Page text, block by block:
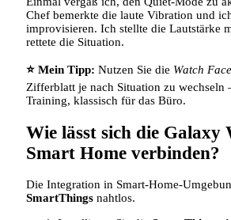
Chef bemerkte die laute Vibration und
improvisieren. Ich stellte die Lautstärke
rettete die Situation.
⭐ Mein Tipp: Nutzen Sie die Watch Face
Zifferblatt je nach Situation zu wechseln
Training, klassisch für das Büro.
Wie lässt sich die Galaxy
Smart Home verbinden?
Die Integration in
SmartThings nahtlos.